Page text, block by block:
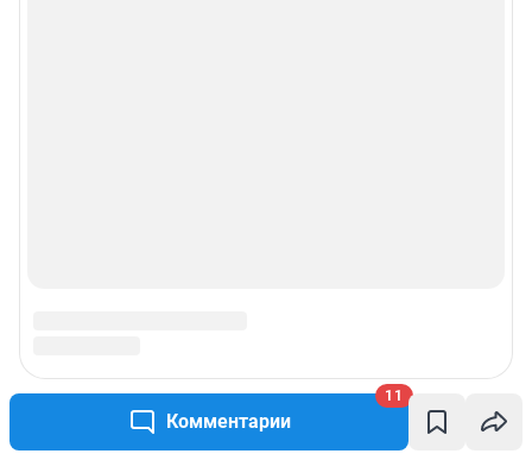
Комментарии
11